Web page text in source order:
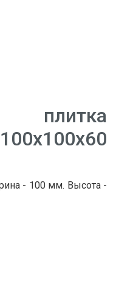
плитка
- 100 мм. Высота -